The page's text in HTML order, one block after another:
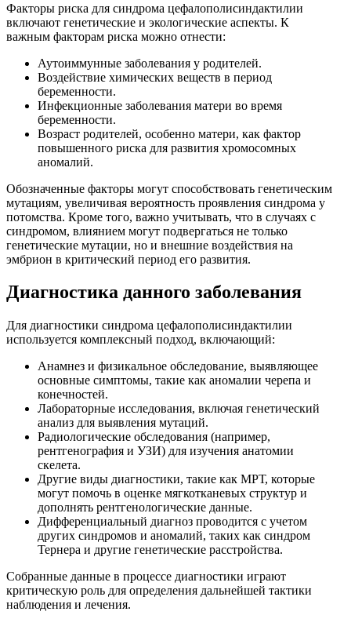
Факторы риска для синдрома цефалополисиндактилии
включают генетические и экологические аспекты. К
важным факторам риска можно отнести:
Аутоиммунные заболевания у родителей.
Воздействие химических веществ в период
беременности.
Инфекционные заболевания матери во время
беременности.
Возраст родителей, особенно матери, как фактор
повышенного риска для развития хромосомных
аномалий.
Обозначенные факторы могут способствовать генетическим
мутациям, увеличивая вероятность проявления синдрома у
потомства. Кроме того, важно учитывать, что в случаях с
синдромом, влиянием могут подвергаться не только
генетические мутации, но и внешние воздействия на
эмбрион в критический период его развития.
Диагностика данного заболевания
Для диагностики синдрома цефалополисиндактилии
используется комплексный подход, включающий:
Анамнез и физикальное обследование, выявляющее
основные симптомы, такие как аномалии черепа и
конечностей.
Лабораторные исследования, включая генетический
анализ для выявления мутаций.
Радиологические обследования (например,
рентгенография и УЗИ) для изучения анатомии
скелета.
Другие виды диагностики, такие как МРТ, которые
могут помочь в оценке мягкотканевых структур и
дополнять рентгенологические данные.
Дифференциальный диагноз проводится с учетом
других синдромов и аномалий, таких как синдром
Тернера и другие генетические расстройства.
Собранные данные в процессе диагностики играют
критическую роль для определения дальнейшей тактики
наблюдения и лечения.